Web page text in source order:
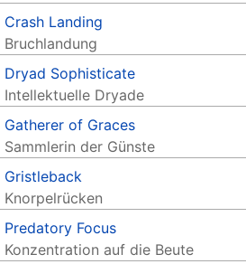
Crash Landing
Bruchlandung
Dryad Sophisticate
Intellektuelle Dryade
Gatherer of Graces
Sammlerin der Günste
Gristleback
Knorpelrücken
Predatory Focus
Konzentration auf die Beute